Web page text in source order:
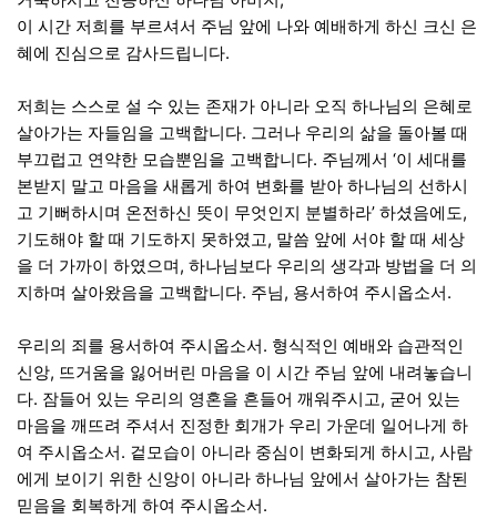
이 시간 저희를 부르셔서 주님 앞에 나와 예배하게 하신 크신 은
혜에 진심으로 감사드립니다.
저희는 스스로 설 수 있는 존재가 아니라 오직 하나님의 은혜로
살아가는 자들임을 고백합니다. 그러나 우리의 삶을 돌아볼 때
부끄럽고 연약한 모습뿐임을 고백합니다. 주님께서 ‘이 세대를
본받지 말고 마음을 새롭게 하여 변화를 받아 하나님의 선하시
고 기뻐하시며 온전하신 뜻이 무엇인지 분별하라’ 하셨음에도,
기도해야 할 때 기도하지 못하였고, 말씀 앞에 서야 할 때 세상
을 더 가까이 하였으며, 하나님보다 우리의 생각과 방법을 더 의
지하며 살아왔음을 고백합니다. 주님, 용서하여 주시옵소서.
우리의 죄를 용서하여 주시옵소서. 형식적인 예배와 습관적인
신앙, 뜨거움을 잃어버린 마음을 이 시간 주님 앞에 내려놓습니
다. 잠들어 있는 우리의 영혼을 흔들어 깨워주시고, 굳어 있는
마음을 깨뜨려 주셔서 진정한 회개가 우리 가운데 일어나게 하
여 주시옵소서. 겉모습이 아니라 중심이 변화되게 하시고, 사람
에게 보이기 위한 신앙이 아니라 하나님 앞에서 살아가는 참된
믿음을 회복하게 하여 주시옵소서.